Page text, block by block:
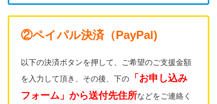
②ペイパル決済（PayPal)
以下の決済ボタンを押して、ご希望のご支援金額
を入力して頂き、その後、下の
「お申し込み
フォーム」から送付先住所などをご連絡く